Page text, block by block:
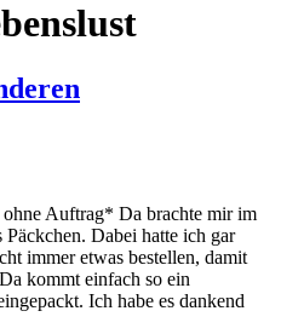
Auftrag* Da brachte mir im
Dabei hatte ich gar
immer etwas bestellen, damit
kommt einfach so ein
Ich habe es dankend